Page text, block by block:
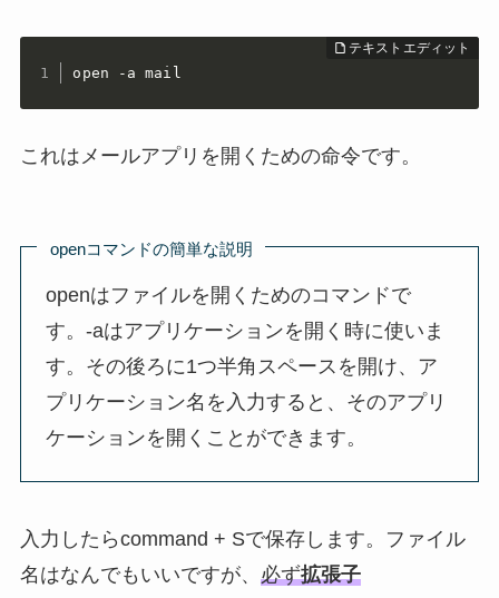
open -a mail
これはメールアプリを開くための命令です。
openコマンドの簡単な説明
openはファイルを開くためのコマンドで
す。-aはアプリケーションを開く時に使いま
す。その後ろに1つ半角スペースを開け、ア
プリケーション名を入力すると、そのアプリ
ケーションを開くことができます。
入力したらcommand + Sで保存します。ファイル
名はなんでもいいですが、 必ず拡張子